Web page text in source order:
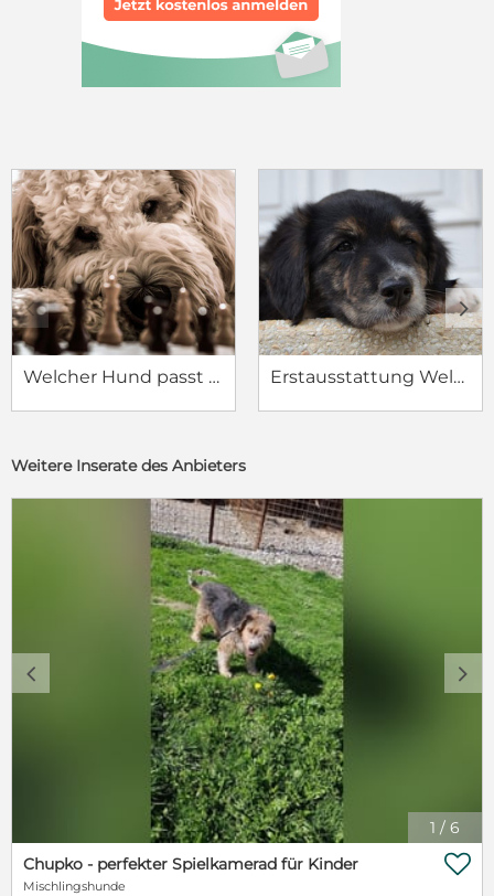
Welcher Hund passt zu mir? Erstausstattung Welpe
c d
Weitere Inserate des Anbieters
1 / 6
c d
Chupko - perfekter Spielkamerad für Kinder
Mischlingshunde
